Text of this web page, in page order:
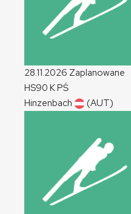
28.11.2026 Zaplanowane
HS90 KPŚ
Hinzenbach
(AUT)